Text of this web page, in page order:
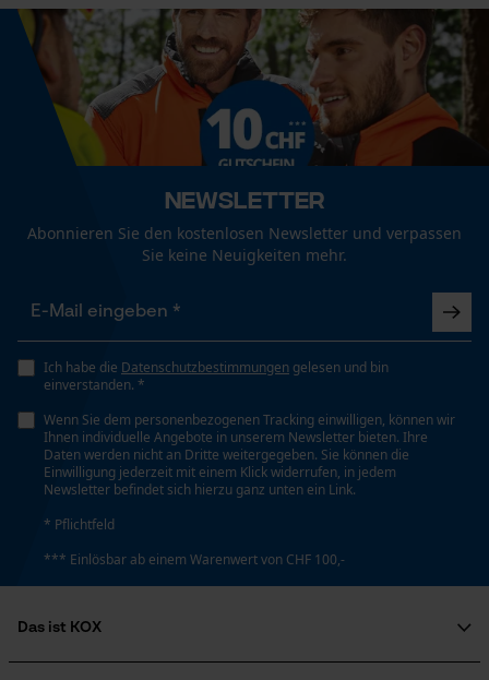
Newsletter
Abonnieren Sie den kostenlosen Newsletter und verpassen
Sie keine Neuigkeiten mehr.
Ich habe die Datenschutzbestimmungen gelesen und bin
einverstanden. *
Wenn Sie dem personenbezogenen Tracking einwilligen, können wir
Ihnen individuelle Angebote in unserem Newsletter bieten. Ihre
Daten werden nicht an Dritte weitergegeben. Sie können die
Einwilligung jederzeit mit einem Klick widerrufen, in jedem
Newsletter befindet sich hierzu ganz unten ein Link.
* Pflichtfeld
*** Einlösbar ab einem Warenwert von CHF 100,-
Das ist KOX
Econda Analytics
Mouseflow Web Analytics Tool
Fact-Finder Tracking
Funktionale Cookies
Loop54 Personalization
Personalisierte Startseite
Persönliche Begrüßung
Geo-IP und User Detection
Marketing Cookies